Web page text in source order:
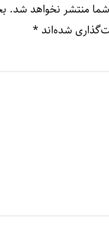
منتشر نخواهد شد.
شده‌اند *